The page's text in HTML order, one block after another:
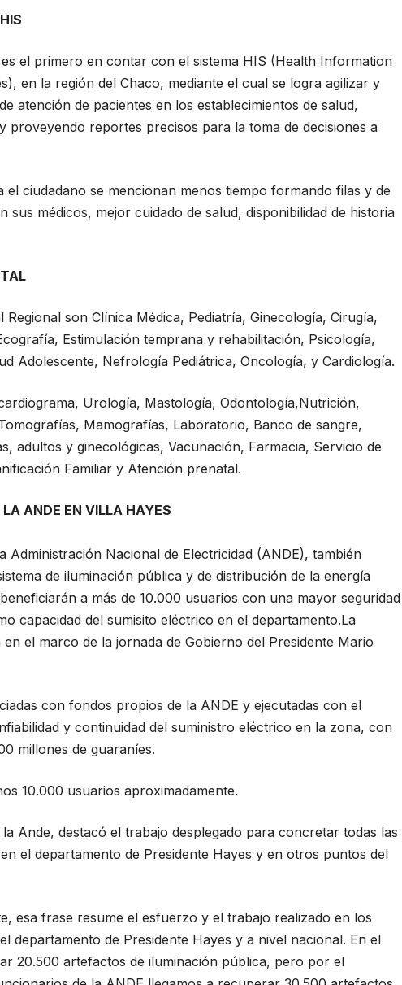
el primero en contar con el sistema HIS (Health Information
en la región del Chaco, mediante el cual se logra agilizar y
atención de pacientes en los establecimientos de salud,
proveyendo reportes precisos para la toma de decisiones a
el ciudadano se mencionan menos tiempo formando filas y de
sus médicos, mejor cuidado de salud, disponibilidad de historia
son Clínica Médica, Pediatría, Ginecología, Cirugía,
Estimulación temprana y rehabilitación, Psicología,
Adolescente, Nefrología Pediátrica, Oncología, y Cardiología.
Urología, Mastología, Odontología,Nutrición,
Mamografías, Laboratorio, Banco de sangre,
adultos y ginecológicas, Vacunación, Farmacia, Servicio de
Familiar y Atención prenatal.
ANDE EN VILLA HAYES
Administración Nacional de Electricidad (ANDE), también
de iluminación pública y de distribución de la energía
a más de 10.000 usuarios con una mayor seguridad
capacidad del sumisito eléctrico en el departamento.La
el marco de la jornada de Gobierno del Presidente Mario
con fondos propios de la ANDE y ejecutadas con el
y continuidad del suministro eléctrico en la zona, con
millones de guaraníes.
10.000 usuarios aproximadamente.
Ande, destacó el trabajo desplegado para concretar todas las
el departamento de Presidente Hayes y en otros puntos del
esa frase resume el esfuerzo y el trabajo realizado en los
departamento de Presidente Hayes y a nivel nacional. En el
20.500 artefactos de iluminación pública, pero por el